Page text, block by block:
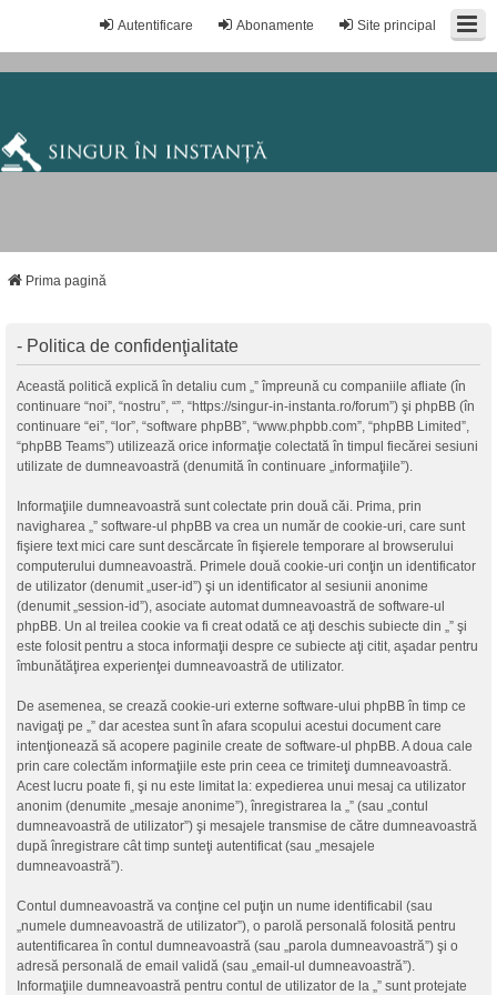
Site principal
Abonamente
Autentificare
Prima pagină
- Politica de confidenţialitate
Această politică explică în detaliu cum „” împreună cu companiile afliate (în
continuare “noi”, “nostru”, “”, “https://singur-in-instanta.ro/forum”) şi phpBB (în
continuare “ei”, “lor”, “software phpBB”, “www.phpbb.com”, “phpBB Limited”,
“phpBB Teams”) utilizează orice informaţie colectată în timpul fiecărei sesiuni
utilizate de dumneavoastră (denumită în continuare „informaţiile”).
Informaţiile dumneavoastră sunt colectate prin două căi. Prima, prin
navigharea „” software-ul phpBB va crea un număr de cookie-uri, care sunt
fişiere text mici care sunt descărcate în fişierele temporare al browserului
computerului dumneavoastră. Primele două cookie-uri conţin un identificator
de utilizator (denumit „user-id”) şi un identificator al sesiunii anonime
(denumit „session-id”), asociate automat dumneavoastră de software-ul
phpBB. Un al treilea cookie va fi creat odată ce aţi deschis subiecte din „” şi
este folosit pentru a stoca informaţii despre ce subiecte aţi citit, aşadar pentru
îmbunătăţirea experienţei dumneavoastră de utilizator.
De asemenea, se crează cookie-uri externe software-ului phpBB în timp ce
navigaţi pe „” dar acestea sunt în afara scopului acestui document care
intenţionează să acopere paginile create de software-ul phpBB. A doua cale
prin care colectăm informaţiile este prin ceea ce trimiteţi dumneavoastră.
Acest lucru poate fi, şi nu este limitat la: expedierea unui mesaj ca utilizator
anonim (denumite „mesaje anonime”), înregistrarea la „” (sau „contul
dumneavoastră de utilizator”) şi mesajele transmise de către dumneavoastră
după înregistrare cât timp sunteţi autentificat (sau „mesajele
dumneavoastră”).
Contul dumneavoastră va conţine cel puţin un nume identificabil (sau
„numele dumneavoastră de utilizator”), o parolă personală folosită pentru
autentificarea în contul dumneavoastră (sau „parola dumneavoastră”) şi o
adresă personală de email validă (sau „email-ul dumneavoastră”).
Informaţiile dumneavoastră pentru contul de utilizator de la „” sunt protejate